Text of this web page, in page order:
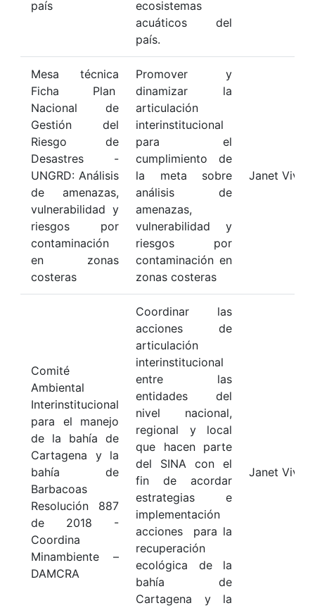
país
ecosistemas
acuáticos del
país.
Mesa técnica
Ficha Plan
Nacional de
Gestión del
Riesgo de
Desastres -
UNGRD: Análisis
de amenazas,
vulnerabilidad y
riesgos por
contaminación
en zonas
costeras
Promover y
dinamizar la
articulación
interinstitucional
para el
cumplimiento de
la meta sobre
análisis de
amenazas,
vulnerabilidad y
riesgos por
contaminación en
zonas costeras
Janet Vivas
Comité
Ambiental
Interinstitucional
para el manejo
de la bahía de
Cartagena y la
bahía de
Barbacoas
Resolución 887
de 2018 -
Coordina
Minambiente –
DAMCRA
Coordinar las
acciones de
articulación
interinstitucional
entre las
entidades del
nivel nacional,
regional y local
que hacen parte
del SINA con el
fin de acordar
estrategias e
implementación
acciones para la
recuperación
ecológica de la
bahía de
Cartagena y la
Janet Vivas